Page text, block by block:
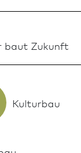
baut Zukunft
Kulturbau